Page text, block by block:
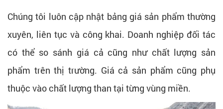
Chúng tôi luôn cập nhật bảng giá sản phẩm thường
xuyên, liên tục và công khai. Doanh nghiệp đối tác
có thể so sánh giá cả cũng như chất lượng sản
phẩm trên thị trường. Giá cả sản phẩm cũng phụ
thuộc vào chất lượng than tại từng vùng miền.